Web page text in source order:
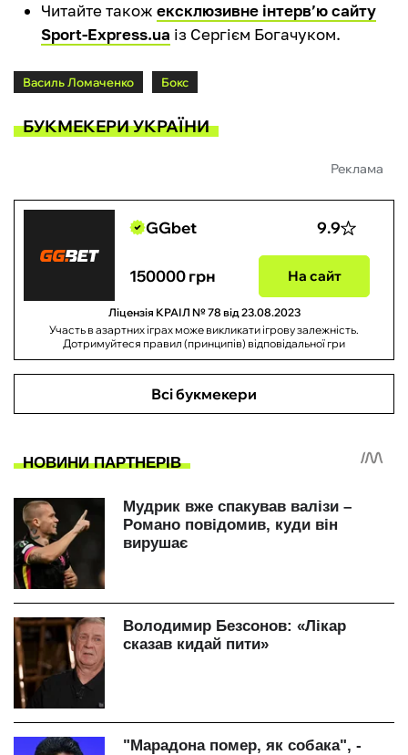
Читайте також ексклюзивне інтерв’ю сайту
Sport-Express.ua із Сергієм Богачуком.
Василь Ломаченко Бокс
БУКМЕКЕРИ УКРАЇНИ
Реклама
GGbet 9.9
150000 грн На сайт
Ліцензія КРАІЛ № 78 від 23.08.2023
Участь в азартних іграх може викликати ігрову залежність.
Дотримуйтеся правил (принципів) відповідальної гри
Всі букмекери